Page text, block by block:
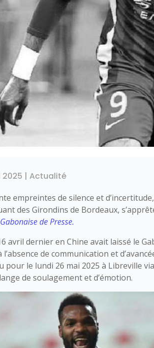
2025 |Actualité
empreintes de silence et
des Girondins de Bordeaux,
de Presse.
avril dernier en Chine avait laissé le
de communication et
pour le lundi 26 mai 2025 à Libreville
de soulagement et d’émotion.